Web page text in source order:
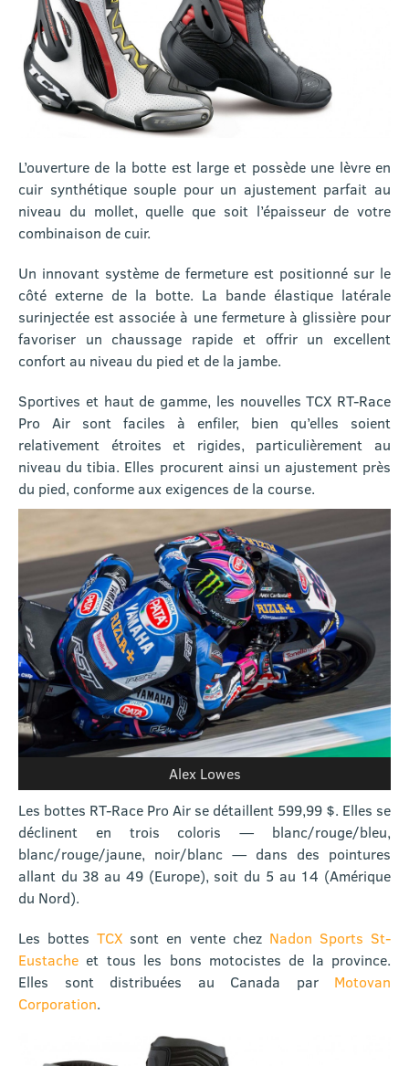
L’ouverture de la botte est large et possède une lèvre en
cuir synthétique souple pour un ajustement parfait au
niveau du mollet, quelle que soit l’épaisseur de votre
combinaison de cuir.
Un innovant système de fermeture est positionné sur le
côté externe de la botte. La bande élastique latérale
surinjectée est associée à une fermeture à glissière pour
favoriser un chaussage rapide et offrir un excellent
confort au niveau du pied et de la jambe.
Sportives et haut de gamme, les nouvelles TCX RT-Race
Pro Air sont faciles à enfiler, bien qu’elles soient
relativement étroites et rigides, particulièrement au
niveau du tibia. Elles procurent ainsi un ajustement près
du pied, conforme aux exigences de la course.
Alex Lowes
Les bottes RT-Race Pro Air se détaillent 599,99 $. Elles se
déclinent en trois coloris — blanc/rouge/bleu,
blanc/rouge/jaune, noir/blanc — dans des pointures
allant du 38 au 49 (Europe), soit du 5 au 14 (Amérique
du Nord).
Les bottesTCX sont en vente chez Nadon Sports St-
Eustache et tous les bons motocistes de la province.
Elles sont distribuées au Canada par Motovan
Corporation.